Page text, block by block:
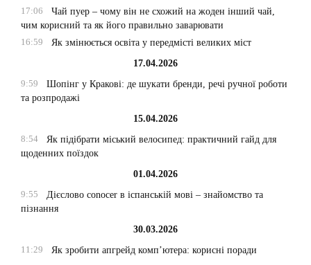
17:06
Чай пуер – чому він не схожий на жоден інший чай,
чим корисний та як його правильно заварювати
16:59
Як змінюється освіта у передмісті великих міст
17.04.2026
9:59
Шопінг у Кракові: де шукати бренди, речі ручної роботи
та розпродажі
15.04.2026
8:54
Як підібрати міський велосипед: практичний гайд для
щоденних поїздок
01.04.2026
9:55
Дієслово conocer в іспанській мові – знайомство та
пізнання
30.03.2026
11:29
Як зробити апгрейд комп’ютера: корисні поради